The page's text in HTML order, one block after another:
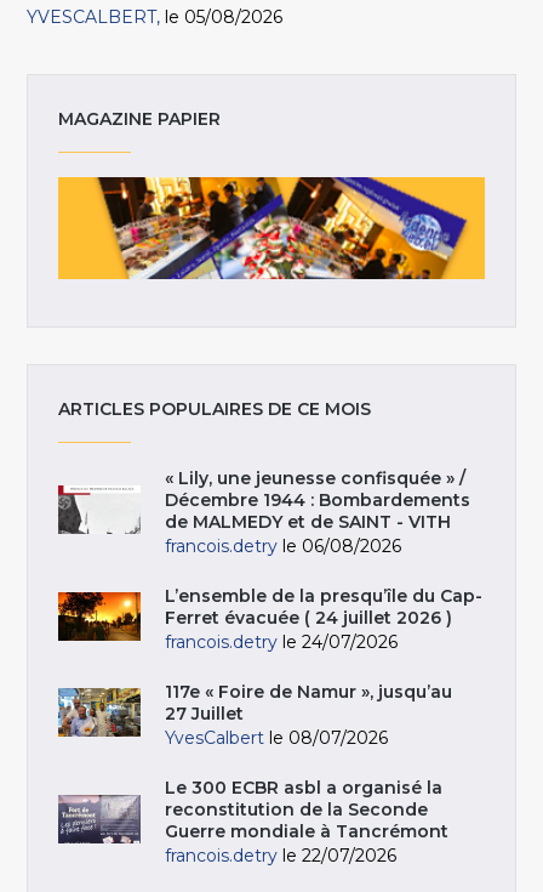
YVESCALBERT le 05/08/2026
MAGAZINE PAPIER
ARTICLES POPULAIRES DE CE MOIS
« Lily, une jeunesse confisquée » /
Décembre 1944 : Bombardements
de MALMEDY et de SAINT - VITH
francois.detry le 06/08/2026
L’ensemble de la presqu’île du Cap-
Ferret évacuée ( 24 juillet 2026 )
francois.detry le 24/07/2026
117e « Foire de Namur », jusqu’au
27 Juillet
YvesCalbert le 08/07/2026
Le 300 ECBR asbl a organisé la
reconstitution de la Seconde
Guerre mondiale à Tancrémont
francois.detry le 22/07/2026